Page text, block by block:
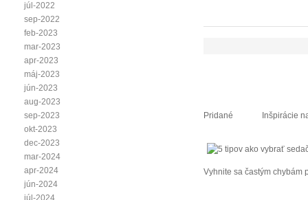
júl-2022
sep-2022
feb-2023
mar-2023
apr-2023
máj-2023
jún-2023
aug-2023
sep-2023
okt-2023
dec-2023
mar-2024
apr-2024
jún-2024
júl-2024
Pridané Inšpirácie
Vyhnite sa častým chybám